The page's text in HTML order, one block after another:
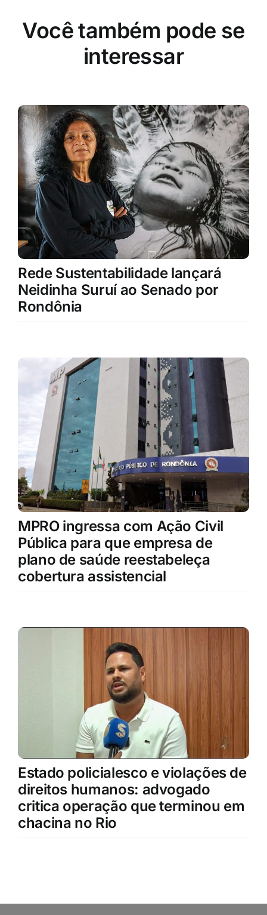
Você também pode se
interessar
Rede Sustentabilidade lançará
Neidinha Suruí ao Senado por
Rondônia
MPRO ingressa com Ação Civil
Pública para que empresa de
plano de saúde reestabeleça
cobertura assistencial
Estado policialesco e violações de
direitos humanos: advogado
critica operação que terminou em
chacina no Rio